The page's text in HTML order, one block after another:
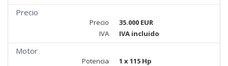
Precio
Precio
35.000 EUR
IVA
IVA incluido
Motor
Potencia 1 x 115 Hp